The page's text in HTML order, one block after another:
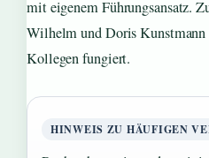
mit eigenem Führungsansatz.
Wilhelm und Doris Kunstmann
Kollegen fungiert.
HINWEIS ZU HÄUFIGEN